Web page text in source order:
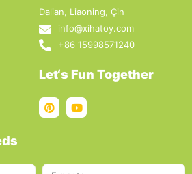
Dalian, Liaoning, Çin
info@xihatoy.com
+86 15998571240
Let‘s Fun Together